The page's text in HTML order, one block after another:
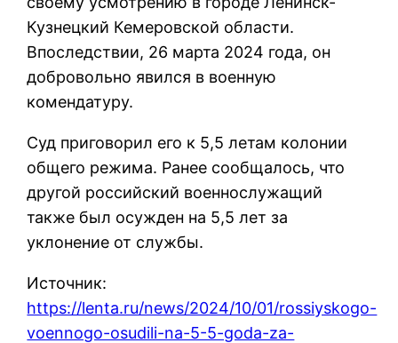
Кузнецкий Кемеровской области.
Впоследствии, 26 марта 2024 года, он
добровольно явился в военную
комендатуру.
Суд приговорил его к 5,5 летам колонии
общего режима. Ранее сообщалось, что
другой российский военнослужащий
также был осужден на 5,5 лет за
уклонение от службы.
Источник:
https://lenta.ru/news/2024/10/01/rossiyskogo-
voennogo-osudili-na-5-5-goda-za-